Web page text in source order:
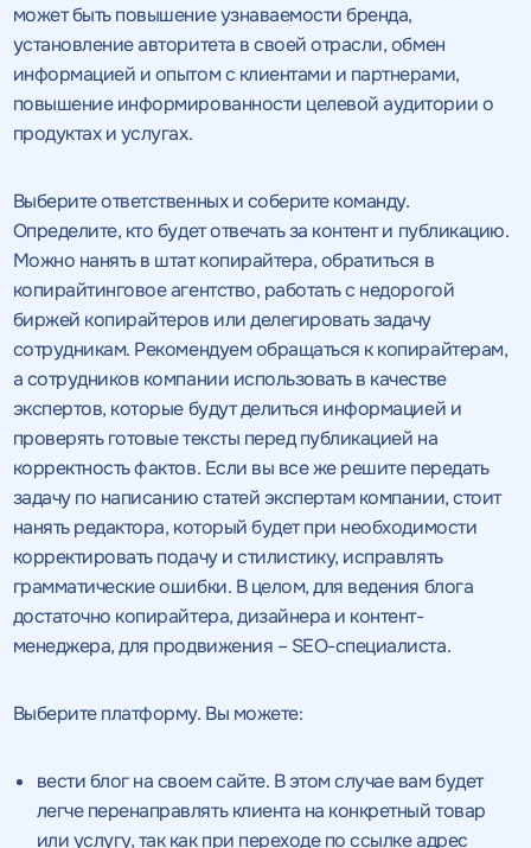
может быть повышение узнаваемости бренда,
установление авторитета в своей отрасли, обмен
информацией и опытом с клиентами и партнерами,
повышение информированности целевой аудитории о
продуктах и услугах.
Выберите ответственных и соберите команду.
Определите, кто будет отвечать за контент и публикацию.
Можно нанять в штат копирайтера, обратиться в
копирайтинговое агентство, работать с недорогой
биржей копирайтеров или делегировать задачу
сотрудникам. Рекомендуем обращаться к копирайтерам,
а сотрудников компании использовать в качестве
экспертов, которые будут делиться информацией и
проверять готовые тексты перед публикацией на
корректность фактов. Если вы все же решите передать
задачу по написанию статей экспертам компании, стоит
нанять редактора, который будет при необходимости
корректировать подачу и стилистику, исправлять
грамматические ошибки. В целом, для ведения блога
достаточно копирайтера, дизайнера и контент-
менеджера, для продвижения – SEO-специалиста.
Выберите платформу. Вы можете:
вести блог на своем сайте. В этом случае вам будет
легче перенаправлять клиента на конкретный товар
или услугу, так как при переходе по ссылке адрес